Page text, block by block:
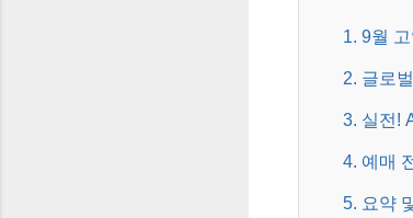
1. 9월
2. 글로
3. 실전!
4. 예매
5. 요약